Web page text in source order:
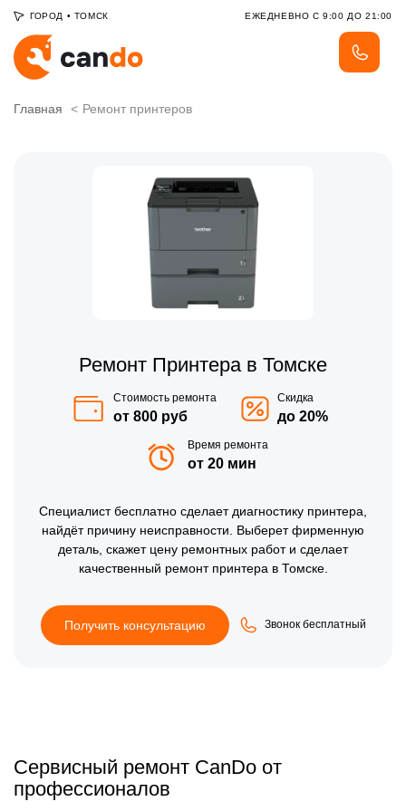
ГОРОД • ТОМСК ЕЖЕДНЕВНО С 9:00 ДО 21:00
Главная Ремонт принтеров
Ремонт Принтера в Томске
Стоимость ремонта
от 800 руб
Скидка
до 20%
Время ремонта
от 20 мин
Специалистбесплатно сделает диагностику принтера,
найдёт причину неисправности. Выберет фирменную
деталь, скажет цену ремонтных работ и сделает
качественный ремонт принтера в Томске.
Получить консультацию Звонок бесплатный
Сервисный ремонт CanDo от
профессионалов